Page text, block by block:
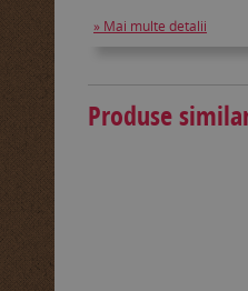
» Mai multe detalii
Produse